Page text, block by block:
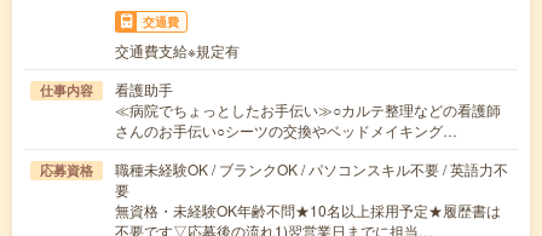
交通費
交通費支給※規定有
仕事内容
看護助手
≪病院でちょっとしたお手伝い≫○カルテ整理などの看護師
さんのお手伝い○シーツの交換やベッドメイキング…
応募資格
職種未経験OK / ブランクOK / パソコンスキル不要 / 英語力不
要
無資格・未経験OK年齢不問★10名以上採用予定★履歴書は
不要です▽応募後の流れ1)翌営業日までに担当…